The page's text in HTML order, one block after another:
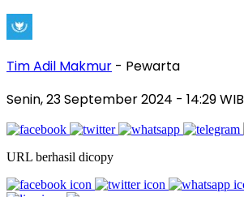
Tim Adil Makmur - Pewarta
Senin, 23 September 2024 - 14:29 WIB
URL berhasil dicopy